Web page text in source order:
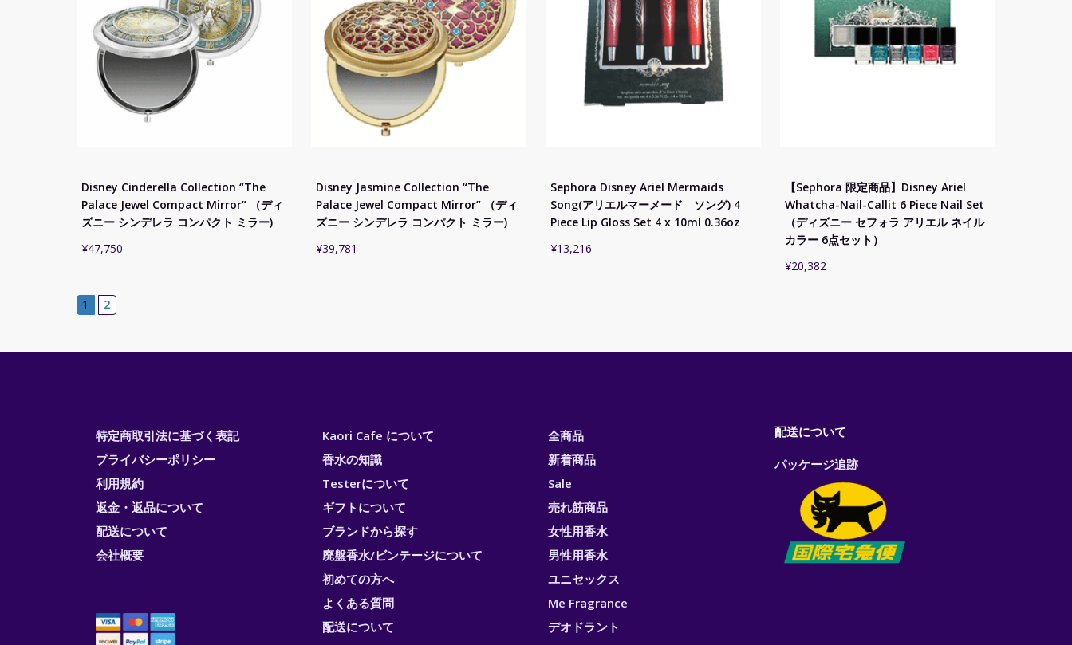
Disney Cinderella Collection “The
Palace Jewel Compact Mirror” （ディ
ズニー シンデレラ コンパクト ミラー)
¥47,750
Disney Jasmine Collection “The
Palace Jewel Compact Mirror” （ディ
ズニー シンデレラ コンパクト ミラー)
¥39,781
Sephora Disney Ariel Mermaids
Song(アリエルマーメード ソング) 4
Piece Lip Gloss Set 4 x 10ml 0.36oz
¥13,216
【Sephora 限定商品】Disney Ariel
Whatcha-Nail-Callit 6 Piece Nail Set
（ディズニー セフォラ アリエル ネイル
カラー 6点セット）
¥20,382
1 2
特定商取引法に基づく表記
プライバシーポリシー
利用規約
返金・返品について
配送について
会社概要
Kaori Cafe について
香水の知識
Testerについて
ギフトについて
ブランドから探す
廃盤香水/ビンテージについて
初めての方へ
よくある質問
配送について
全商品
新着商品
Sale
売れ筋商品
女性用香水
男性用香水
ユニセックス
Me Fragrance
デオドラント
配送について
パッケージ追跡